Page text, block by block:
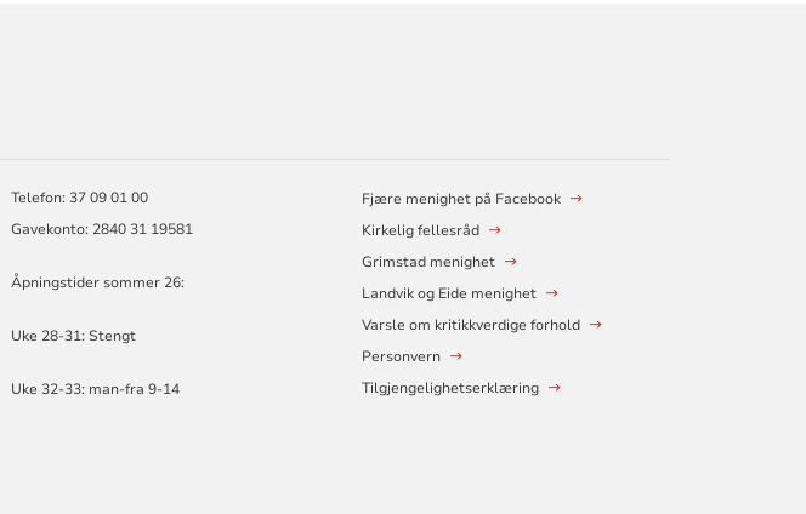
Telefon: 37 09 01 00
Gavekonto: 2840 31 19581
Åpningstider sommer 26:
Uke 28-31: Stengt
Uke 32-33: man-fra 9-14
Fjære menighet på Facebook
Kirkelig fellesråd
Grimstad menighet
Landvik og Eide menighet
Varsle om kritikkverdige forhold
Personvern
Tilgjengelighetserklæring